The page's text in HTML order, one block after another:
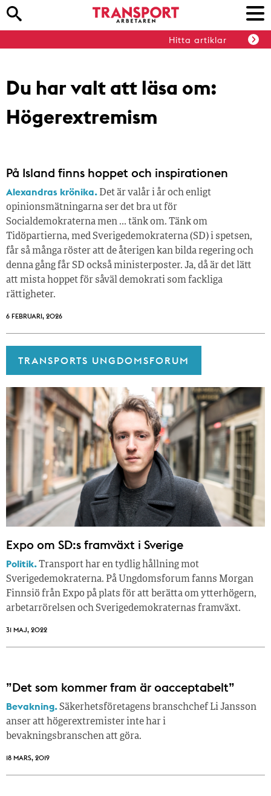
Hitta artiklar
Du har valt att läsa om:
Högerextremism
På Island finns hoppet och inspirationen
Alexandras krönika. Det är valår i år och enligt
opinionsmätningarna ser det bra ut för
Socialdemokraterna men … tänk om. Tänk om
Tidöpartierna, med Sverigedemokraterna (SD) i spetsen,
får så många röster att de återigen kan bilda regering och
denna gång får SD också ministerposter. Ja, då är det lätt
att mista hoppet för såväl demokrati som fackliga
rättigheter.
6 FEBRUARI, 2026
TRANSPORTS UNGDOMSFORUM
Expo om SD:s framväxt i Sverige
Politik.Transport har en tydlig hållning mot
Sverigedemokraterna. På Ungdomsforum fanns Morgan
Finnsiö från Expo på plats för att berätta om ytterhögern,
arbetarrörelsen och Sverigedemokraternas framväxt.
31 MAJ, 2022
”Det som kommer fram är oacceptabelt”
Bevakning.Säkerhetsföretagens branschchef Li Jansson
anser att högerextremister inte har i
bevakningsbranschen att göra.
18 MARS, 2019